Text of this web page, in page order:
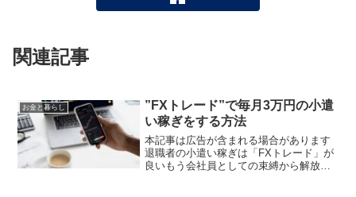
関連記事
お金と暮らし
”FXトレード”で毎月3万円の小遣
い稼ぎをする方法
本記事は広告が含まれる場合があります
退職者の小遣い稼ぎは「FXトレード」が
良いもう会社員としての束縛から解放さ